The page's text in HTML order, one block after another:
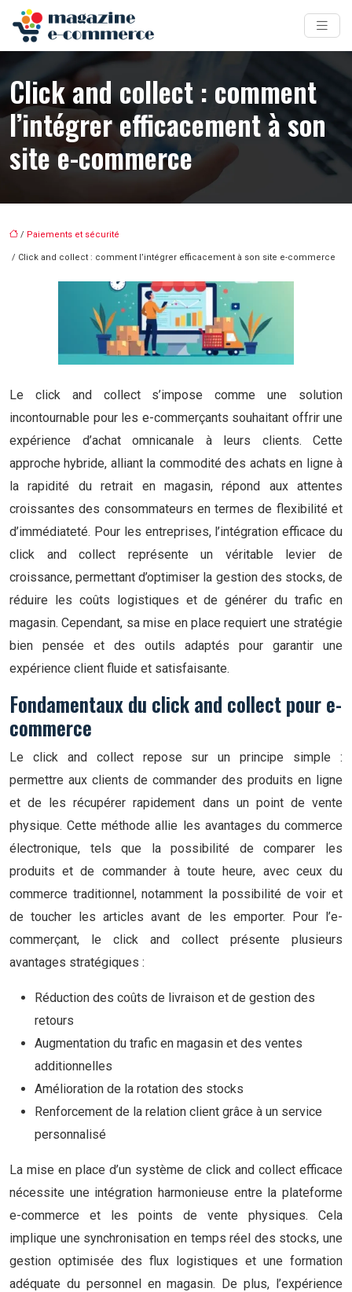
Click and collect : comment
l’intégrer efficacement à son
site e-commerce
/ Paiements et sécurité
/ Click and collect : comment l’intégrer efficacement à son site e-commerce
Le click and collect s’impose comme une solution
incontournable pour les e-commerçants souhaitant offrir une
expérience d’achat omnicanale à leurs clients. Cette
approche hybride, alliant la commodité des achats en ligne à
la rapidité du retrait en magasin, répond aux attentes
croissantes des consommateurs en termes de flexibilité et
d’immédiateté. Pour les entreprises, l’intégration efficace du
click and collect représente un véritable levier de
croissance, permettant d’optimiser la gestion des stocks, de
réduire les coûts logistiques et de générer du trafic en
magasin. Cependant, sa mise en place requiert une stratégie
bien pensée et des outils adaptés pour garantir une
expérience client fluide et satisfaisante.
Fondamentaux du click and collect pour e-
commerce
Le click and collect repose sur un principe simple :
permettre aux clients de commander des produits en ligne
et de les récupérer rapidement dans un point de vente
physique. Cette méthode allie les avantages du commerce
électronique, tels que la possibilité de comparer les
produits et de commander à toute heure, avec ceux du
commerce traditionnel, notamment la possibilité de voir et
de toucher les articles avant de les emporter. Pour l’e-
commerçant, le click and collect présente plusieurs
avantages stratégiques :
Réduction des coûts de livraison et de gestion des
retours
Augmentation du trafic en magasin et des ventes
additionnelles
Amélioration de la rotation des stocks
Renforcement de la relation client grâce à un service
personnalisé
La mise en place d’un système de click and collect efficace
nécessite une intégration harmonieuse entre la plateforme
e-commerce et les points de vente physiques. Cela
implique une synchronisation en temps réel des stocks, une
gestion optimisée des flux logistiques et une formation
adéquate du personnel en magasin. De plus, l’expérience